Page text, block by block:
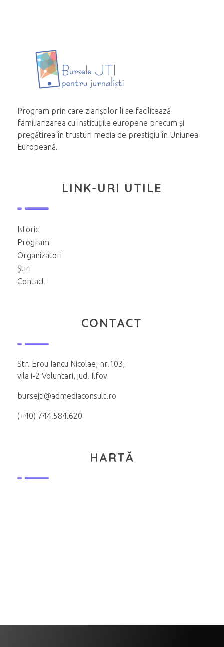
Program prin care ziariştilor li se facilitează
familiarizarea cu instituțiile europene precum și
pregătirea în trusturi media de prestigiu în Uniunea
Europeană.
LINK-URI UTILE
Istoric
Program
Organizatori
Știri
Contact
CONTACT
Str. Erou Iancu Nicolae, nr.103,
vila i-2 Voluntari, jud. Ilfov
bursejti@admediaconsult.ro
(+40) 744.584.620
HARTĂ